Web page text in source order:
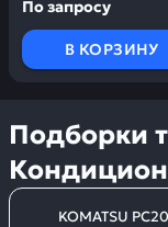
По запросу
В КОРЗИНУ
Подборки
KOMATSU